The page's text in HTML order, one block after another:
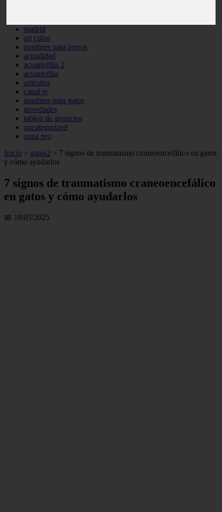
madrid
art culos
nombres para perros
actualidad
acuariofilia 2
acuariofilia
articulos
canal tv
nombres para gatos
novedades
tablon de anuncios
uncategorized
zona pro
Inicio > gatos2 > 7 signos de traumatismo craneoencefálico en gatos
y cómo ayudarlos
7 signos de traumatismo craneoencefálico
en gatos y cómo ayudarlos
📅 18/05/2025